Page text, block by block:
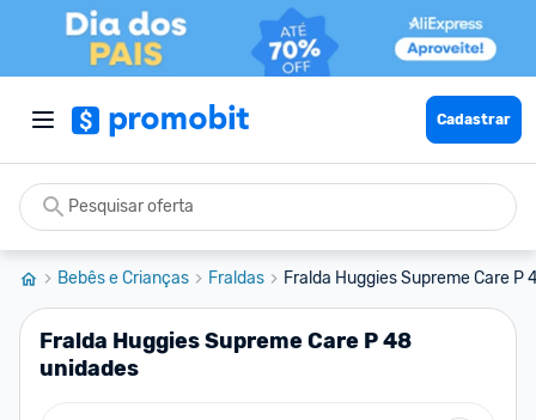
Cadastrar
Bebês e Crianças Fraldas Fralda Huggies Supreme Care P
Fralda Huggies Supreme Care P 48
unidades